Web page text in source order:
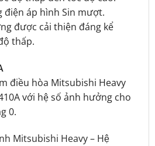
áp hình Sin mượt.
được cải thiện đáng kể
thấp.
điều hòa Mitsubishi Heavy
với hệ số ảnh hưởng cho
0.
Mitsubishi Heavy– Hệ